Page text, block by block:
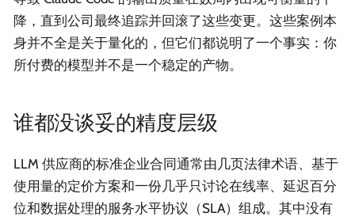
降，直到公司最终追踪并回滚了这些变更。这些案例本
身并不全是关于量化的，但它们都说明了一个事实：你
所付费的模型并不是一个稳定的产物。
谁都没谈妥的精度层级
LLM 供应商的标准企业合同通常由几页法律术语、基于
使用量的定价方案和一份几乎只讨论在线率、延迟百分
位和数据处理的服务水平协议（SLA）组成。其中没有